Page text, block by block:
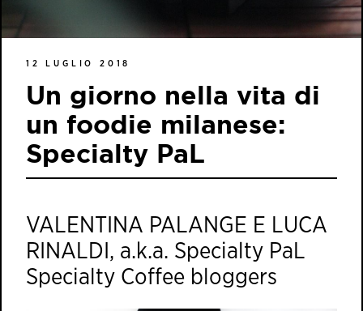
12 LUGLIO 2018
Un giorno nella vita di
un foodie milanese:
Specialty PaL
VALENTINA PALANGE E LUCA
RINALDI, a.k.a. Specialty PaL
Specialty Coffee bloggers